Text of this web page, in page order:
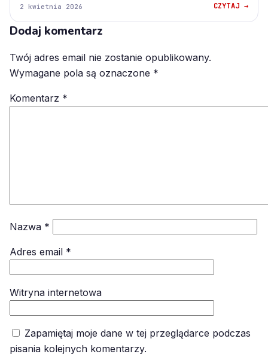
2 kwietnia 2026 CZYTAJ →
Dodaj komentarz
Twój adres email nie zostanie opublikowany.
Wymagane pola są oznaczone *
Komentarz *
Nazwa *
Adres email *
Witryna internetowa
Zapamiętaj moje dane w tej przeglądarce podczas
pisania kolejnych komentarzy.